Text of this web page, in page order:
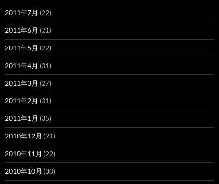
2011年7月 (22)
2011年6月 (21)
2011年5月 (22)
2011年4月 (31)
2011年3月 (27)
2011年2月 (31)
2011年1月 (35)
2010年12月 (21)
2010年11月 (22)
2010年10月 (30)